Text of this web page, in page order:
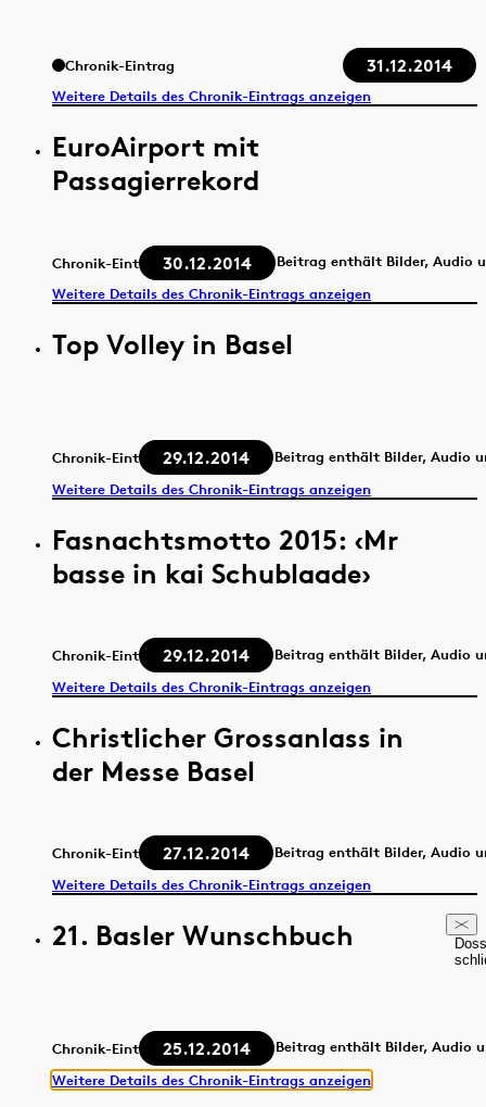
Chronik-Eintrag 31.12.2014
Weitere Details des Chronik-Eintrags anzeigen
EuroAirport mit
Passagierrekord
Chronik-Eintrag 30.12.2014
Beitrag enthält Bilder, Audio
Weitere Details des Chronik-Eintrags anzeigen
Top Volley in Basel
Chronik-Eintrag 29.12.2014
Beitrag enthält Bilder, Audio
Weitere Details des Chronik-Eintrags anzeigen
Fasnachtsmotto 2015: ‹Mr
basse in kai Schublaade›
Chronik-Eintrag 29.12.2014
Beitrag enthält Bilder, Audio
Weitere Details des Chronik-Eintrags anzeigen
Christlicher Grossanlass in
der Messe Basel
Chronik-Eintrag 27.12.2014
Beitrag enthält Bilder, Audio
Weitere Details des Chronik-Eintrags anzeigen
21. Basler Wunschbuch
Chronik-Eintrag 25.12.2014
Beitrag enthält Bilder, Audio
Weitere Details des Chronik-Eintrags anzeigen